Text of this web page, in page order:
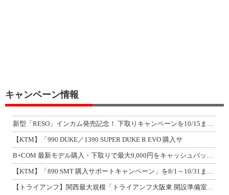
キャンペーン情報
新型「RESO」インカム発売記念！ 下取りキャンペーンを10/15まで延長して開
【KTM】「990 DUKE／1390 SUPER DUKE R EVO 購入サ
B+COM 最新モデル購入・下取りで最大9,000円をキャッシュバック！「B+F
【KTM】「890 SMT 購入サポートキャンペーン」を8/1～10/31まで実
【トライアンフ】関西最大規模「トライアンフ大阪東 開設準備室」がオープン！ 限定